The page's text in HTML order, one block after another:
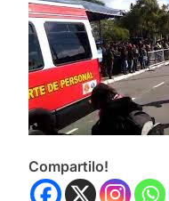
Compartilo!